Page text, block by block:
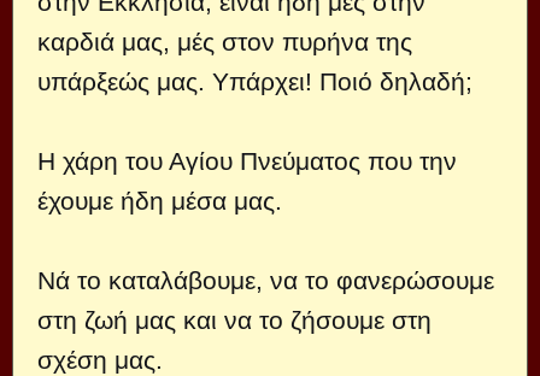
καρδιά μας, μές στον πυρήνα της
υπάρξεώς μας. Υπάρχει! Ποιό δηλαδή;
Η χάρη του Αγίου Πνεύματος που την
έχουμε ήδη μέσα μας.
Νά το καταλάβουμε, να το φανερώσουμε
στη ζωή μας και να το ζήσουμε στη
σχέση μας.